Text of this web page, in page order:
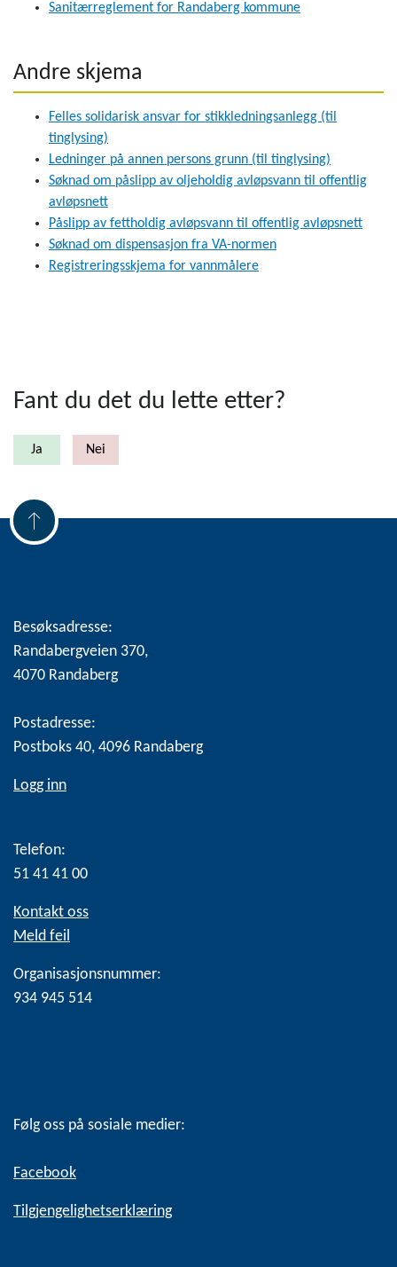
Sanitærreglement for Randaberg kommune
Andre skjema
Felles solidarisk ansvar for stikkledningsanlegg (til
tinglysing)
Ledninger på annen persons grunn (til tinglysing)
Søknad om påslipp av oljeholdig avløpsvann til offentlig
avløpsnett
Påslipp av fettholdig avløpsvann til offentlig avløpsnett
Søknad om dispensasjon fra VA-normen
Registreringsskjema for vannmålere
Fant du det du lette etter?
Besøksadresse:
Randabergveien 370,
4070 Randaberg
Postadresse:
Postboks 40, 4096 Randaberg
Logg inn
Telefon:
51 41 41 00
Kontakt oss
Meld feil
Organisasjonsnummer:
934 945 514
Følg oss på sosiale medier:
Facebook
Tilgjengelighetserklæring